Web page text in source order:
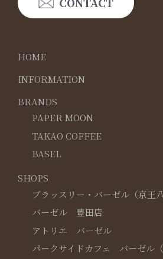
HOME
INFORMATION
BRANDS
PAPER MOON
TAKAO COFFEE
BASEL
SHOPS
ブラッスリー・バーゼル（京王
バーゼル 豊田店
アトリエ バーゼル
パークサイドカフェ バーゼル（